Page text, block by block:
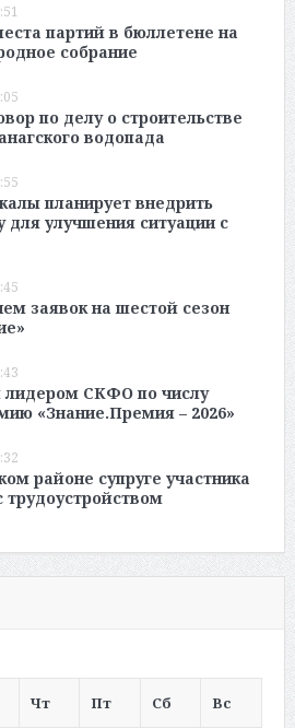
партий в бюллетене на
собрание
по делу о строительстве
водопада
планирует внедрить
для улучшения ситуации с
заявок на шестой сезон
лидером СКФО по числу
«Знание.Премия – 2026»
районе супруге участника
Чт Пт Сб Вс